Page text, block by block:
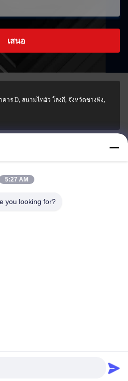
เสนอ
าคาร D, สนามไทฮัว โลงกี, จังหวัดชางพิง,
Technology Co., Ltd.
5:27 AM
you looking for?